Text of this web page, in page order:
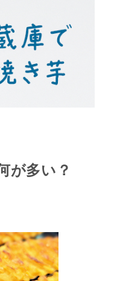
が多い？